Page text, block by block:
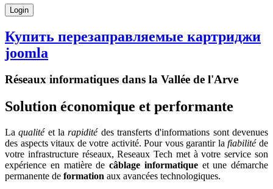
Купить перезаправляемые картриджи
joomla
Réseaux informatiques dans la Vallée de l'Arve
Solution économique et performante
Laqualitéet larapiditédes transferts d'informations sont devenues
des aspects vitaux de votre activité. Pour vous garantir lafiabilitéde
votre infrastructure réseaux, Reseaux Tech met à votre service son
expérience en matière de câblage informatiqueet une démarche
permanente de formation aux avancées technologiques.